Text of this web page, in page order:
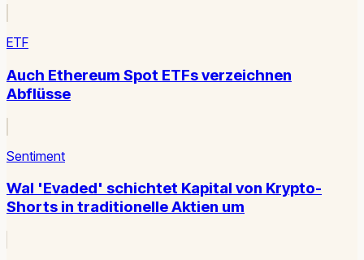
ETF
Auch Ethereum Spot ETFs verzeichnen
Abflüsse
Sentiment
Wal 'Evaded' schichtet Kapital von Krypto-
Shorts in traditionelle Aktien um